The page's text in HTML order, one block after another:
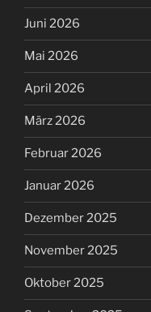
Juni 2026
Mai 2026
April 2026
März 2026
Februar 2026
Januar 2026
Dezember 2025
November 2025
Oktober 2025